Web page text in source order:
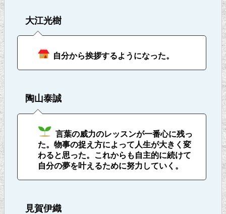
大江光樹
自分から挨拶するようになった。
陶山泰誠
言葉の威力のレッスンが一番心に残っ
た。物事の捉え方によって人生が大きく変
わると思った。これからも自主的に続けて
自分の夢を叶えるために努力していく。
見賀伊織